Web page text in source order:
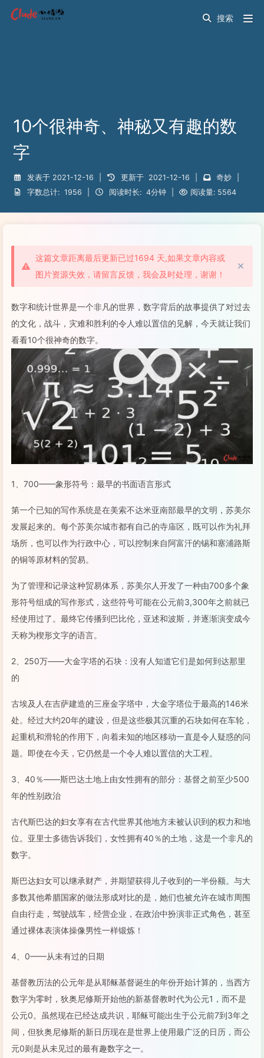
10个很神奇、神秘又有趣的数
字
发表于 2021-12-16 更新于 2021-12-16 奇妙
字数总计: 1956 阅读时长: 4分钟 阅读量: 5564
这篇文章距离最后更新已过1694 天,如果文章内容或
图片资源失效，请留言反馈，我会及时处理，谢谢！
数字和统计世界是一个非凡的世界，数字背后的故事提供了对过去
的文化，战斗，灾难和胜利的令人难以置信的见解，今天就让我们
看看10个很神奇的数字。
1、700——象形符号：最早的书面语言形式
第一个已知的写作系统是在美索不达米亚南部最早的文明，苏美尔
发展起来的。每个苏美尔城市都有自己的寺庙区，既可以作为礼拜
场所，也可以作为行政中心，可以控制来自阿富汗的锡和塞浦路斯
的铜等原材料的贸易。
为了管理和记录这种贸易体系，苏美尔人开发了一种由700多个象
形符号组成的写作形式，这些符号可能在公元前3,300年之前就已
经使用过了。最终它传播到巴比伦，亚述和波斯，并逐渐演变成今
天称为楔形文字的语言。
2、250万——大金字塔的石块：没有人知道它们是如何到达那里
的
古埃及人在吉萨建造的三座金字塔中，大金字塔位于最高的146米
处。经过大约20年的建设，但是这些极其沉重的石块如何在车轮，
起重机和滑轮的作用下，向着未知的地区移动一直是令人疑惑的问
题。即使在今天，它仍然是一个令人难以置信的大工程。
3、40％——斯巴达土地上由女性拥有的部分：基督之前至少500
年的性别政治
古代斯巴达的妇女享有在古代世界其他地方未被认识到的权力和地
位。亚里士多德告诉我们，女性拥有40％的土地，这是一个非凡的
数字。
斯巴达妇女可以继承财产，并期望获得儿子收到的一半份额。与大
多数其他希腊国家的做法形成对比的是，她们也被允许在城市周围
自由行走，驾驶战车，经营企业，在政治中扮演非正式角色，甚至
通过裸体表演体操像男性一样锻炼！
4、0——从未有过的日期
基督教历法的公元年是从耶稣基督诞生的年份开始计算的，当西方
数字为零时，狄奥尼修斯开始他的新基督教时代为公元1，而不是
公元0。虽然现在已经达成共识，耶稣可能出生于公元前7到3年之
间，但狄奥尼修斯的新日历现在是世界上使用最广泛的日历，而公
元0则是从未见过的最有趣数字之一。